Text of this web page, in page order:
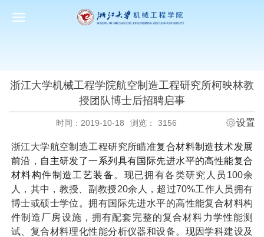
浙江大学机械工程学院航空制造工程研究所柯映林教
授团队博士后招聘启事
时间：2019-10-18 浏览： 3156 设置
浙江大学航空制造工程研究所瞄准复合材料制造技术发展
前沿，自主研发了一系列具有国际先进水平的高性能复合
材料构件制造工艺装备 。现已拥有各类研究人员 100余
人，其中，教授、副教授20余人，超过70%工作人员拥有
博士或硕士学位。拥有国际先进水平的高性能复合材料构
件制造厂房设施，拥有配套完整的复合材料力学性能测
试、复合材料理化性能分析仪器和设备。 现因学科建设及